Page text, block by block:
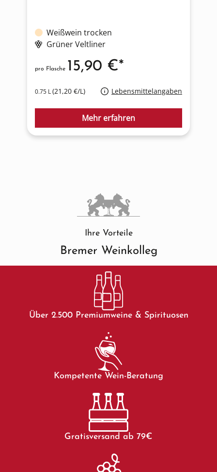
Weißwein trocken
Grüner Veltliner
0.75 L(21,20 €/L) Lebensmittelangaben
pro Flasche 15,90 €*
Mehr erfahren
Ihre Vorteile
Bremer Weinkolleg
Über 2.500 Premiumweine & Spirituosen
Kompetente Wein-Beratung
Gratisversand ab 79€